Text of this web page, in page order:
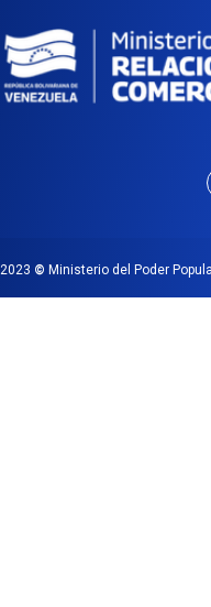
2023 © Ministerio del Poder